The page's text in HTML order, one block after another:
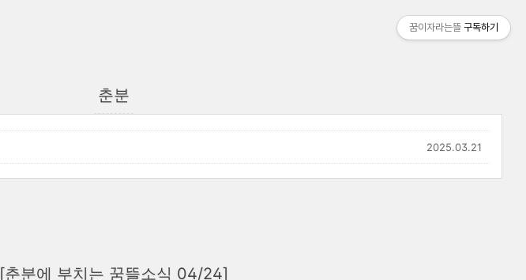
춘분
2025.03.21
[춘분에 부치는 꿈뜰소식 04/24]
꿈이자라는뜰 구독하기